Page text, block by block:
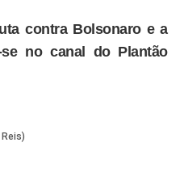
contra Bolsonaro e a
no canal do Plantão